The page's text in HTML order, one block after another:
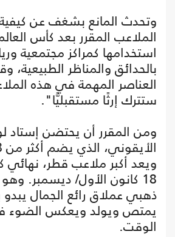
وتحدث المانع بشغف عن
الملاعب المقرر بعد كأس
استخدامها كمراكز مجتمعية
بالحدائق والمناظر الطبيعية،
العناصر المهمة في هذه
ستترك إرثًا مستقبليًّا".
ومن المقرر أن يحتضن إستاد
ويعد أكبر ملاعب قطر،
18 كانون الأول/ ديسمبر.
ذهبي عملاق رائع الجمال يبدو
يمتص ويولد ويعكس
الوقت.